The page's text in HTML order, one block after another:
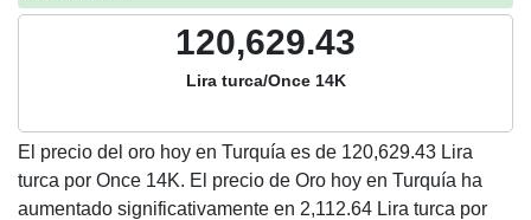
120,629.43
Lira turca/Once 14K
El precio del oro hoy en Turquía es de 120,629.43 Lira
turca por Once 14K. El precio de Oro hoy en Turquía ha
aumentado significativamente en 2,112.64 Lira turca por